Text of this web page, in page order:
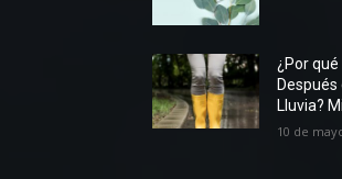
¿Por
Lluvia?
10 de